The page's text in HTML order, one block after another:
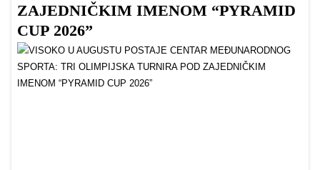
ZAJEDNIČKIM IMENOM “PYRAMID
CUP 2026”